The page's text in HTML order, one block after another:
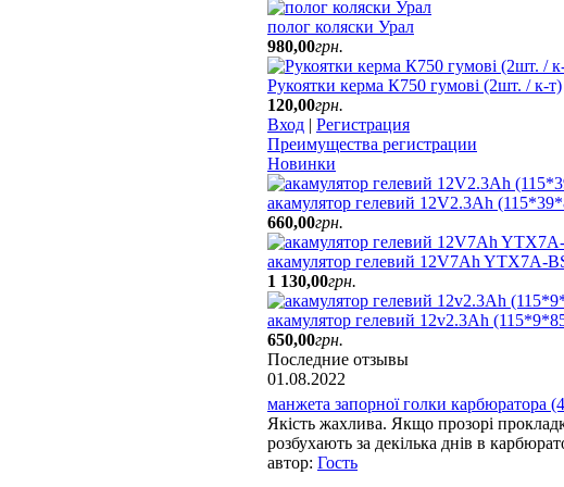
полог коляски Урал
980,00грн.
Рукоятки керма К750 гумові (2шт. / к-т)
120,00грн.
Вход | Регистрация
Преимущества регистрации
Новинки
акамулятор гелевий 12V2.3Ah
660,00грн.
акамулятор гелевий 12V7Ah YTX7A-
1 130,00грн.
акамулятор гелевий 12v2.3Ah
650,00грн.
Последние отзывы
01.08.2022
манжета запорної голки карбюратора
Якість жахлива. Якщо прозорі
розбухають за декілька днів в
Гость